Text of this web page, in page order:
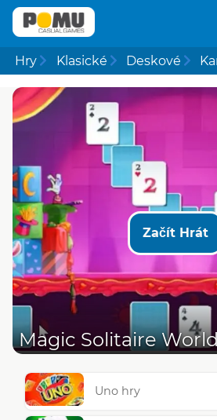
Hry Klasické Deskové
Začít Hrát
Magic Solitaire World
Uno hry